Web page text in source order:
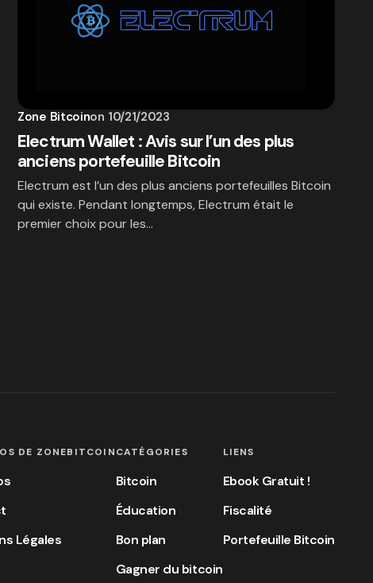
Zone Bitcoinon 10/21/2023
Electrum Wallet : Avis sur l’un des plus
anciens portefeuille Bitcoin
Electrum est l’un des plus anciens portefeuilles Bitcoin
qui existe. Pendant longtemps, Electrum était le
premier choix pour les…
DE ZONEBITCOIN
Légales
CATÉGORIES
Bitcoin
Éducation
Bon plan
Gagner du bitcoin
LIENS
Ebook Gratuit !
Fiscalité
Portefeuille Bitcoin